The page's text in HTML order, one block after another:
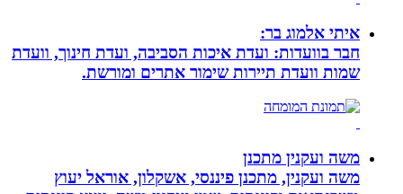
איתי אלמוג בר:
חבר בוועדות: ועדת איכות הסביבה, ועדת חינוך, וועדת
שמות וועדת תיירות שימור אתרים ומורשת.
משה ועקנין מתכנן
משה ועקנין, מתכנן פיננסי, אשקלון, אוראל יעוץ